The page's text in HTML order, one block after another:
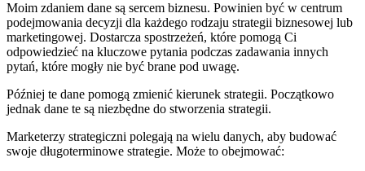
Moim zdaniem dane są sercem biznesu. Powinien być w centrum
podejmowania decyzji dla każdego rodzaju strategii biznesowej lub
marketingowej. Dostarcza spostrzeżeń, które pomogą Ci
odpowiedzieć na kluczowe pytania podczas zadawania innych
pytań, które mogły nie być brane pod uwagę.
Później te dane pomogą zmienić kierunek strategii. Początkowo
jednak dane te są niezbędne do stworzenia strategii.
Marketerzy strategiczni polegają na wielu danych, aby budować
swoje długoterminowe strategie. Może to obejmować: